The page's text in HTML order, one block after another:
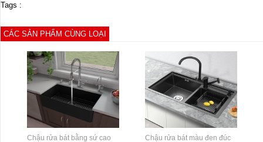
Tags :
CÁC SẢN PHẨM CÙNG LOẠI
Chậu rửa bát bằng sứ cao
Chậu rửa bát màu đen đúc